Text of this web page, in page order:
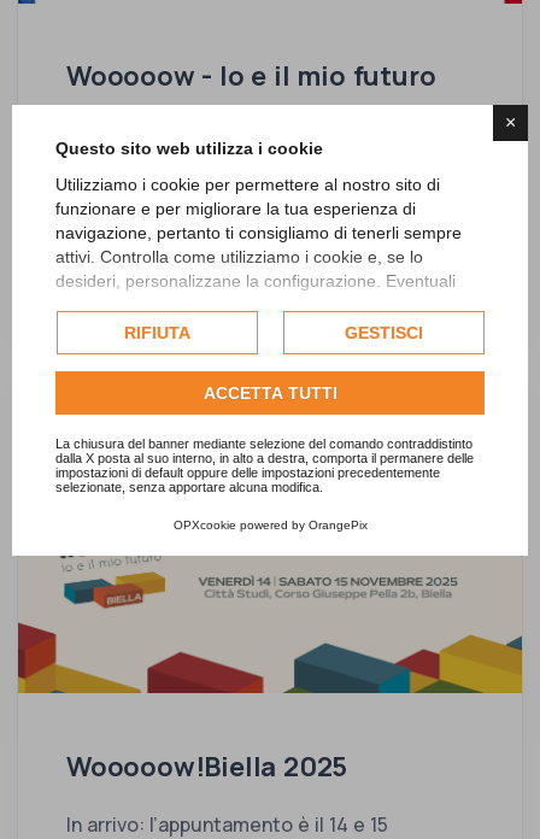
×
Questo sito web utilizza i cookie
Utilizziamo i cookie per permettere al nostro sito di
funzionare e per migliorare la tua esperienza di
navigazione, pertanto ti consigliamo di tenerli sempre
attivi. Controlla come utilizziamo i cookie e, se lo
desideri, personalizzane la configurazione. Eventuali
esclusivamente previa acquisizione del consenso
dell'utente.
Consulta l'informativa cookie completa.
RIFIUTA GESTISCI
ACCETTA TUTTI
La chiusura del banner mediante selezione del comando contraddistinto
dalla X posta al suo interno, in alto a destra, comporta il permanere delle
impostazioni di default oppure delle impostazioni precedentemente
selezionate, senza apportare alcuna modifica.
OPXcookie powered by OrangePix
Wooooow - Io e il mio futuro
Il salone dell’orientamento scolastico, della
formazione e del lavoro
Wooooow!Biella 2025
In arrivo: l’appuntamento è il 14 e 15